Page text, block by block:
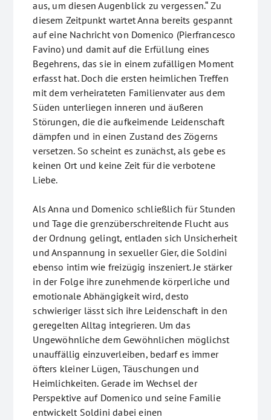
aus, um diesen Augenblick zu vergessen.“ Zu
diesem Zeitpunkt wartet Anna bereits gespannt
auf eine Nachricht von Domenico (Pierfrancesco
Favino) und damit auf die Erfüllung eines
Begehrens, das sie in einem zufälligen Moment
erfasst hat. Doch die ersten heimlichen Treffen
mit dem verheirateten Familienvater aus dem
Süden unterliegen inneren und äußeren
Störungen, die die aufkeimende Leidenschaft
dämpfen und in einen Zustand des Zögerns
versetzen. So scheint es zunächst, als gebe es
keinen Ort und keine Zeit für die verbotene
Liebe.
Als Anna und Domenico schließlich für Stunden
und Tage die grenzüberschreitende Flucht aus
der Ordnung gelingt, entladen sich Unsicherheit
und Anspannung in sexueller Gier, die Soldini
ebenso intim wie freizügig inszeniert. Je stärker
in der Folge ihre zunehmende körperliche und
emotionale Abhängigkeit wird, desto
schwieriger lässt sich ihre Leidenschaft in den
geregelten Alltag integrieren. Um das
Ungewöhnliche dem Gewöhnlichen möglichst
unauffällig einzuverleiben, bedarf es immer
öfters kleiner Lügen, Täuschungen und
Heimlichkeiten. Gerade im Wechsel der
Perspektive auf Domenico und seine Familie
entwickelt Soldini dabei einen